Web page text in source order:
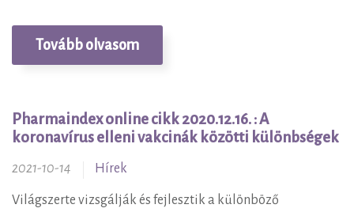
Tovább olvasom
Pharmaindex online cikk 2020.12.16. : A
koronavírus elleni vakcinák közötti különbségek
2021-10-14 Hírek
Világszerte vizsgálják és fejlesztik a különböző